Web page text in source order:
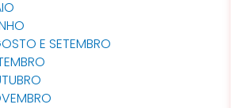
E SETEMBRO